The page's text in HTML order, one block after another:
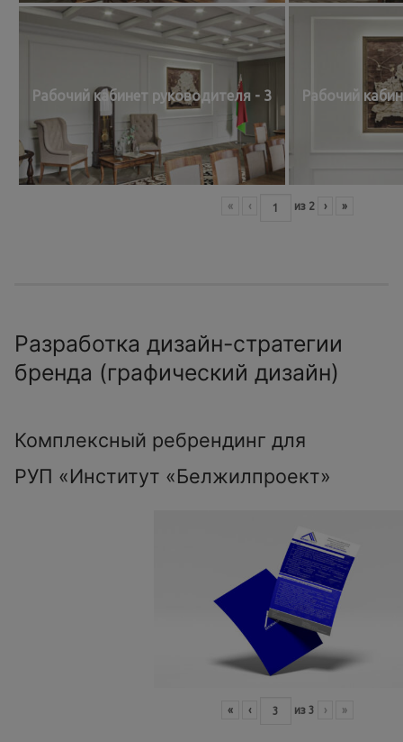
Рабочий кабинет руководителя - 3 Рабочий
« ‹ из 2 › »
Разработка дизайн-стратегии
бренда (графический дизайн)
Комплексный ребрендинг для
РУП «Институт «Белжилпроект»
« ‹ из 3 › »